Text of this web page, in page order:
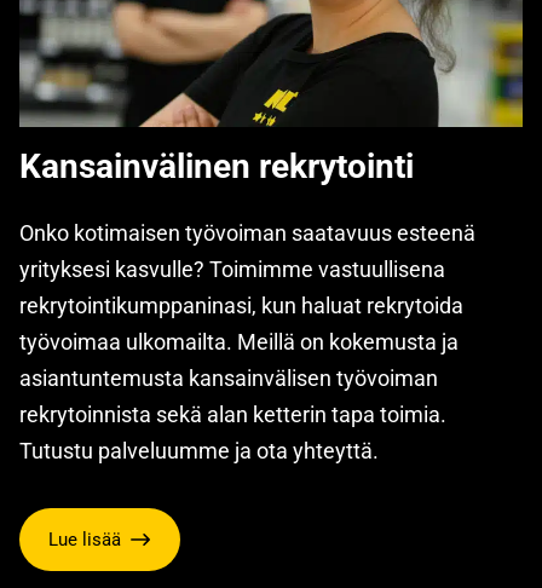
Kansainvälinen rekrytointi
Onko kotimaisen työvoiman saatavuus esteenä
yrityksesi kasvulle? Toimimme vastuullisena
rekrytointikumppaninasi, kun haluat rekrytoida
työvoimaa ulkomailta. Meillä on kokemusta ja
asiantuntemusta kansainvälisen työvoiman
rekrytoinnista sekä alan ketterin tapa toimia.
Tutustu palveluumme ja ota yhteyttä.
Lue lisää